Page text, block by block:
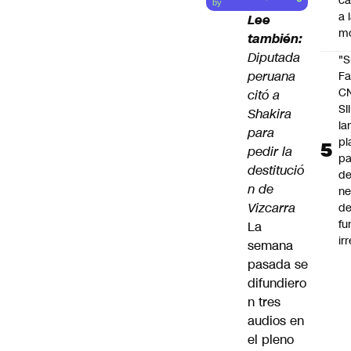
by
Lee
también:
Diputada
peruana
citó a
Shakira
para
pedir la
destitució
n de
Vizcarra
La
semana
pasada se
difundiero
n tres
audios en
el pleno
a
SII
de